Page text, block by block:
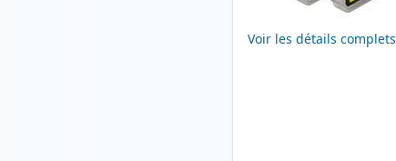
Voir les détails complets